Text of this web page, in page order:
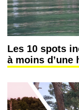
Les 10 spots
à moins d’une